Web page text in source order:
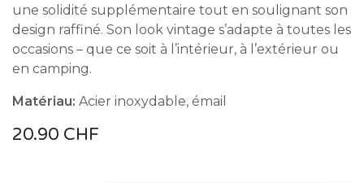
une solidité supplémentaire tout en soulignant son
design raffiné. Son look vintage s’adapte à toutes les
occasions – que ce soit à l’intérieur, à l’extérieur ou
en camping.
Matériau: Acier inoxydable, émail
20.90 CHF